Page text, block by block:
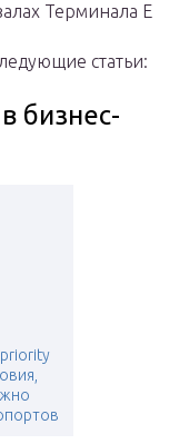
Терминала E
статьи:
бизнес-
priority